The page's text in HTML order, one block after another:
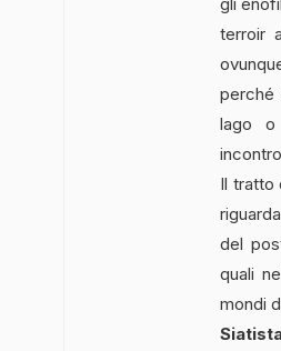
terroir
perché
lago o
Il tratto
del
quali
mondi